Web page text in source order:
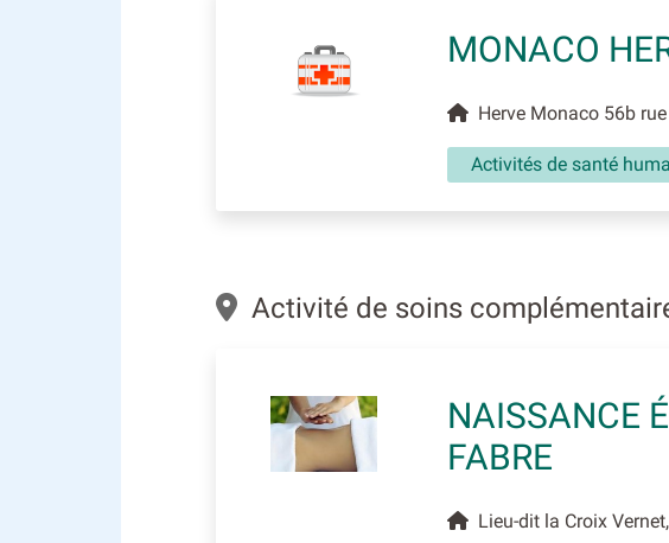
MONACO
Herve Monaco 56b
Activités de santé
Activité de soins
NAISSANCE
FABRE
Lieu-dit la Croix